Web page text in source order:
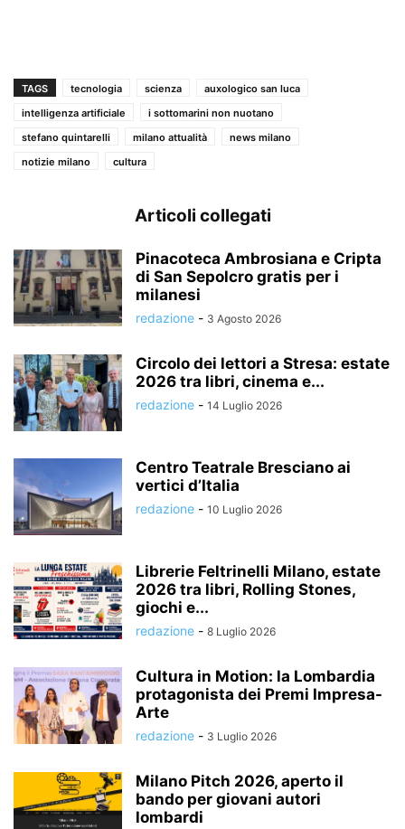
TAGS tecnologia scienza
auxologico san luca
intelligenza artificiale
i sottomarini non nuotano
stefano quintarelli
milano attualità
news milano
notizie milano
cultura
Articoli collegati
Pinacoteca Ambrosiana e Cripta
di San Sepolcro gratis per i
milanesi
redazione - 3 Agosto 2026
Circolo dei lettori a Stresa: estate
2026 tra libri, cinema e...
redazione - 14 Luglio 2026
Centro Teatrale Bresciano ai
vertici d’Italia
redazione - 10 Luglio 2026
Librerie Feltrinelli Milano, estate
2026 tra libri, Rolling Stones,
giochi e...
redazione - 8 Luglio 2026
Cultura in Motion: la Lombardia
protagonista dei Premi Impresa-
Arte
redazione - 3 Luglio 2026
Milano Pitch 2026, aperto il
bando per giovani autori
lombardi